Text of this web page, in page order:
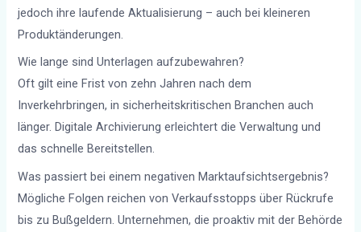
jedoch ihre laufende Aktualisierung – auch bei kleineren
Produktänderungen.
Wie lange sind Unterlagen aufzubewahren?
Oft gilt eine Frist von zehn Jahren nach dem
Inverkehrbringen, in sicherheitskritischen Branchen auch
länger. Digitale Archivierung erleichtert die Verwaltung und
das schnelle Bereitstellen.
Was passiert bei einem negativen Marktaufsichtsergebnis?
Mögliche Folgen reichen von Verkaufsstopps über Rückrufe
bis zu Bußgeldern. Unternehmen, die proaktiv mit der Behörde